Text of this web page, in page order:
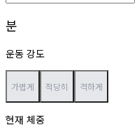
분
운동 강도
가볍게 적당히 격하게
현재 체중